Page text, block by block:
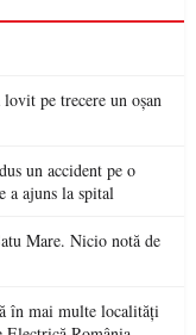
pe trecere un oșan
un accident pe o
a ajuns la spital
Mare. Nicio notă de
în mai multe localități